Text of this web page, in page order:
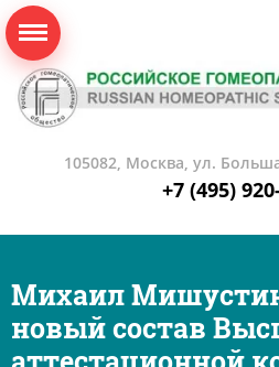
105082, Москва, ул.
+7 (495)
Михаил
новый состав